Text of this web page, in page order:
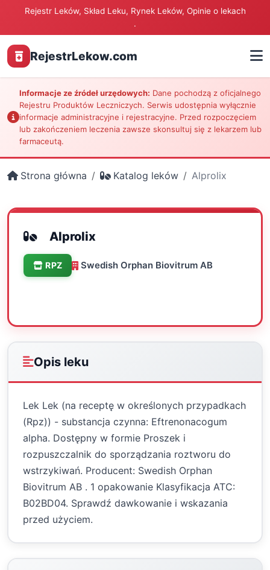
Rejestr Leków, Skład Leku, Rynek Leków, Opinie o lekach
.
RejestrLekow.com
Informacje ze źródeł urzędowych: Dane pochodzą z oficjalnego
Rejestru Produktów Leczniczych. Serwis udostępnia wyłącznie
informacje administracyjne i rejestracyjne. Przed rozpoczęciem
lub zakończeniem leczenia zawsze skonsultuj się z lekarzem lub
farmaceutą.
Strona główna Katalog leków Alprolix
Alprolix
RPZ Swedish Orphan Biovitrum AB
Opis leku
Lek Lek (na receptę w określonych przypadkach
(Rpz)) - substancja czynna: Eftrenonacogum
alpha. Dostępny w formie Proszek i
rozpuszczalnik do sporządzania roztworu do
wstrzykiwań. Producent: Swedish Orphan
Biovitrum AB . 1 opakowanie Klasyfikacja ATC:
B02BD04. Sprawdź dawkowanie i wskazania
przed użyciem.